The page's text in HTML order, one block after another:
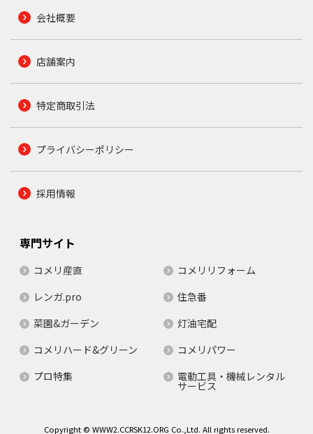
会社概要
店舗案内
特定商取引法
プライバシーポリシー
採用情報
専門サイト
コメリ産直
コメリリフォーム
レンガ.pro
住急番
菜園&ガーデン
灯油宅配
コメリハード&グリーン
コメリパワー
プロ特集
電動工具・機械レンタル
サービス
Copyright © WWW2.CCRSK12.ORG Co.,Ltd. All rights reserved.